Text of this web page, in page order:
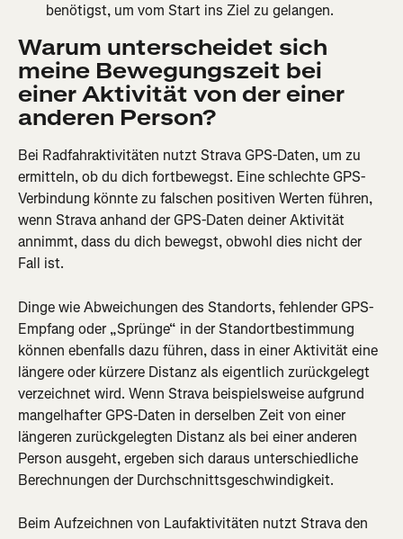
benötigst, um vom Start ins Ziel zu gelangen.
Warum unterscheidet sich
meine Bewegungszeit bei
einer Aktivität von der einer
anderen Person?
Bei Radfahraktivitäten nutzt Strava GPS-Daten, um zu
ermitteln, ob du dich fortbewegst. Eine schlechte GPS-
Verbindung könnte zu falschen positiven Werten führen,
wenn Strava anhand der GPS-Daten deiner Aktivität
annimmt, dass du dich bewegst, obwohl dies nicht der
Fall ist.
Dinge wie Abweichungen des Standorts, fehlender GPS-
Empfang oder „Sprünge“ in der Standortbestimmung
können ebenfalls dazu führen, dass in einer Aktivität eine
längere oder kürzere Distanz als eigentlich zurückgelegt
verzeichnet wird. Wenn Strava beispielsweise aufgrund
mangelhafter GPS-Daten in derselben Zeit von einer
längeren zurückgelegten Distanz als bei einer anderen
Person ausgeht, ergeben sich daraus unterschiedliche
Berechnungen der Durchschnittsgeschwindigkeit.
Beim Aufzeichnen von Laufaktivitäten nutzt Strava den